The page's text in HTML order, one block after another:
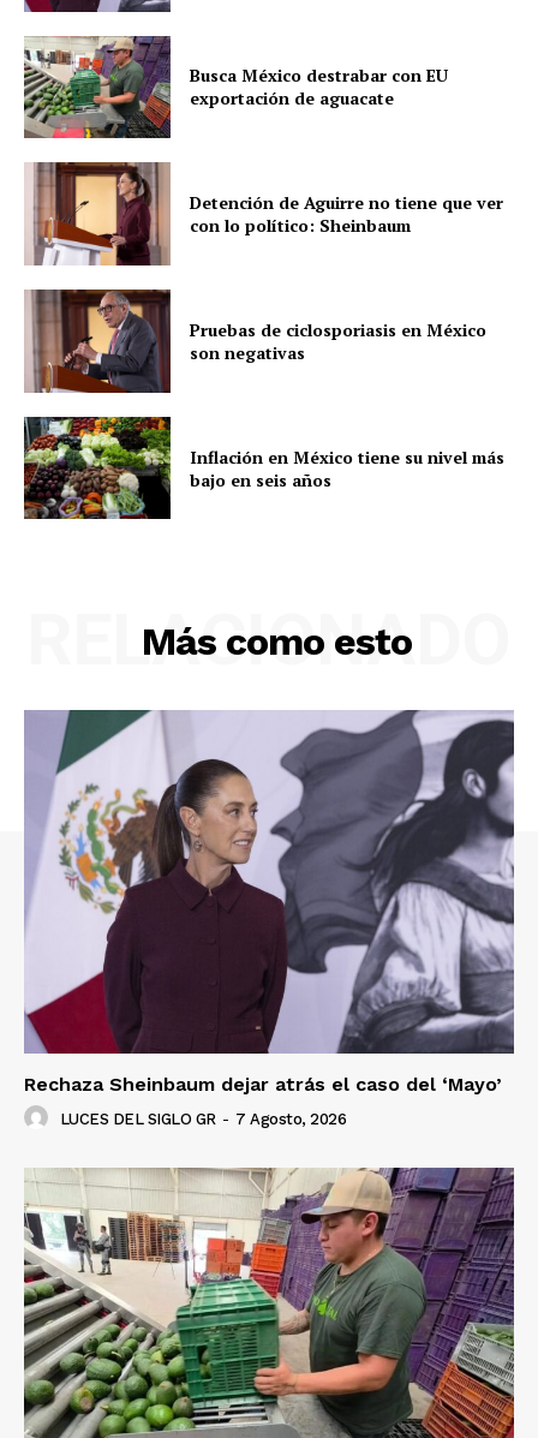
Busca México destrabar con EU
exportación de aguacate
Detención de Aguirre no tiene que ver
con lo político: Sheinbaum
Pruebas de ciclosporiasis en México
son negativas
Inflación en México tiene su nivel más
bajo en seis años
Más como esto
RELACIONADO
Rechaza Sheinbaum dejar atrás el caso del ‘Mayo’
LUCES DEL SIGLO GR - 7 Agosto, 2026